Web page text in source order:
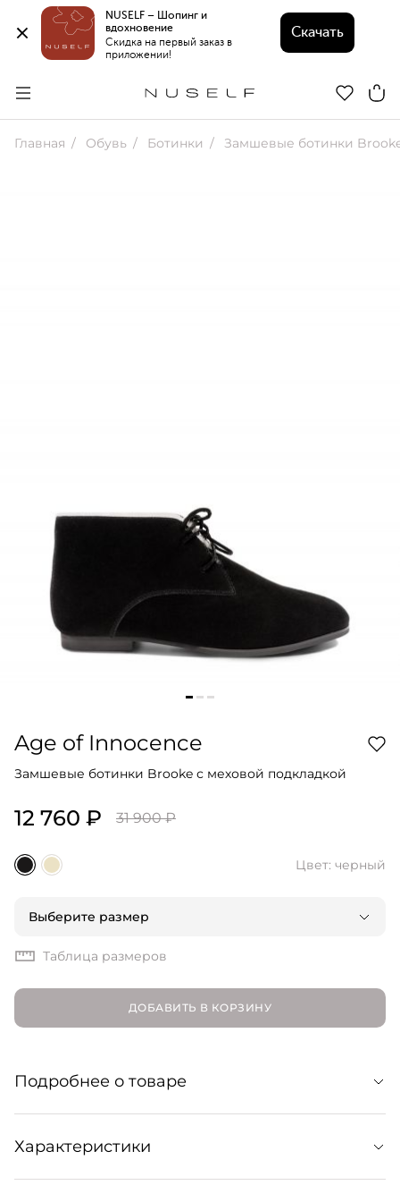
NUSELF – Шопинг и
вдохновение
Скидка на первый заказ в
приложении!
Скачать
Главная Обувь Ботинки Замшевые ботинки Brooke с
Age of Innocence
Замшевые ботинки Brooke с меховой подкладкой
12 760 ₽ 31 900 ₽
Цвет: черный
Выберите размер
Таблица размеров
ДОБАВИТЬ В КОРЗИНУ
Подробнее о товаре
Комфортные и стильные замшевые ботинки с мягкой
подкладкой из овчины и нескользящей резиновой
подошвой. Носите эту базовую модель с любимыми
Характеристики